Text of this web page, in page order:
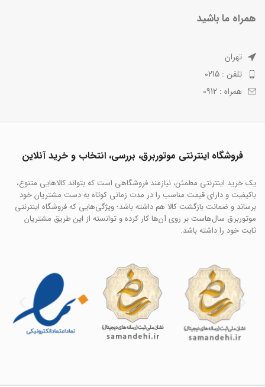
همراه ما باشید
تهران
تلفن : 0215
همراه : 0912
فروشگاه اینترنتی موتوربرق، بررسی، انتخاب و خرید آنلاین
یک خرید اینترنتی مطمئن، نیازمند فروشگاهی است که بتواند کالاهایی متنوع،
باکیفیت و دارای قیمت مناسب را در مدت زمانی کوتاه به دست مشتریان خود
برساند و ضمانت بازگشت کالا هم داشته باشد؛ ویژگی‌هایی که فروشگاه اینترنتی
موتوربرق سال‌هاست بر روی آن‌ها کار کرده و توانسته از این طریق مشتریان
ثابت خود را داشته باشد.